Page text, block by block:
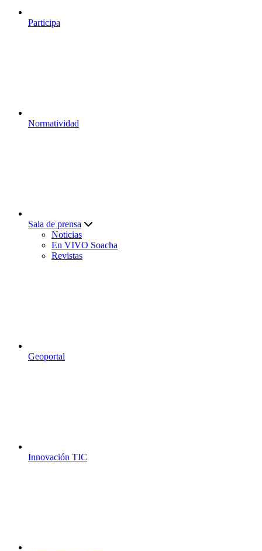
Participa
Normatividad
Sala de prensa
Noticias
En VIVO Soacha
Revistas
Geoportal
Innovación TIC